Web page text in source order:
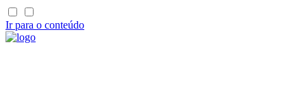
Ir para o conteúdo